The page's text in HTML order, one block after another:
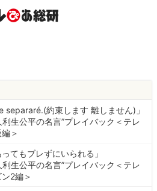
separaré.(約束します 離しません)」
生公平の名言”プレイバック＜テレ
＞
てもブレずにいられる」
生公平の名言”プレイバック＜テレ
2編＞